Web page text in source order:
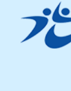
市
Hikari